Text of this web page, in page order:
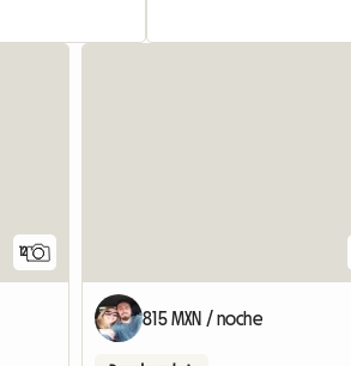
12
815 MXN / noche